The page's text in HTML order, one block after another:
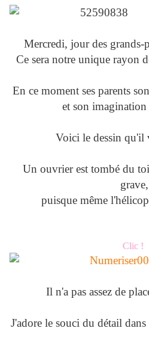
Mercredi, jour des grands-
Ce sera notre unique rayon
En ce moment ses parents
et son
Voici le dessin qu'il
Un ouvrier est tombé du
grave,
puisque même
Clic !
Il n'a pas assez de
J'adore le souci du détail